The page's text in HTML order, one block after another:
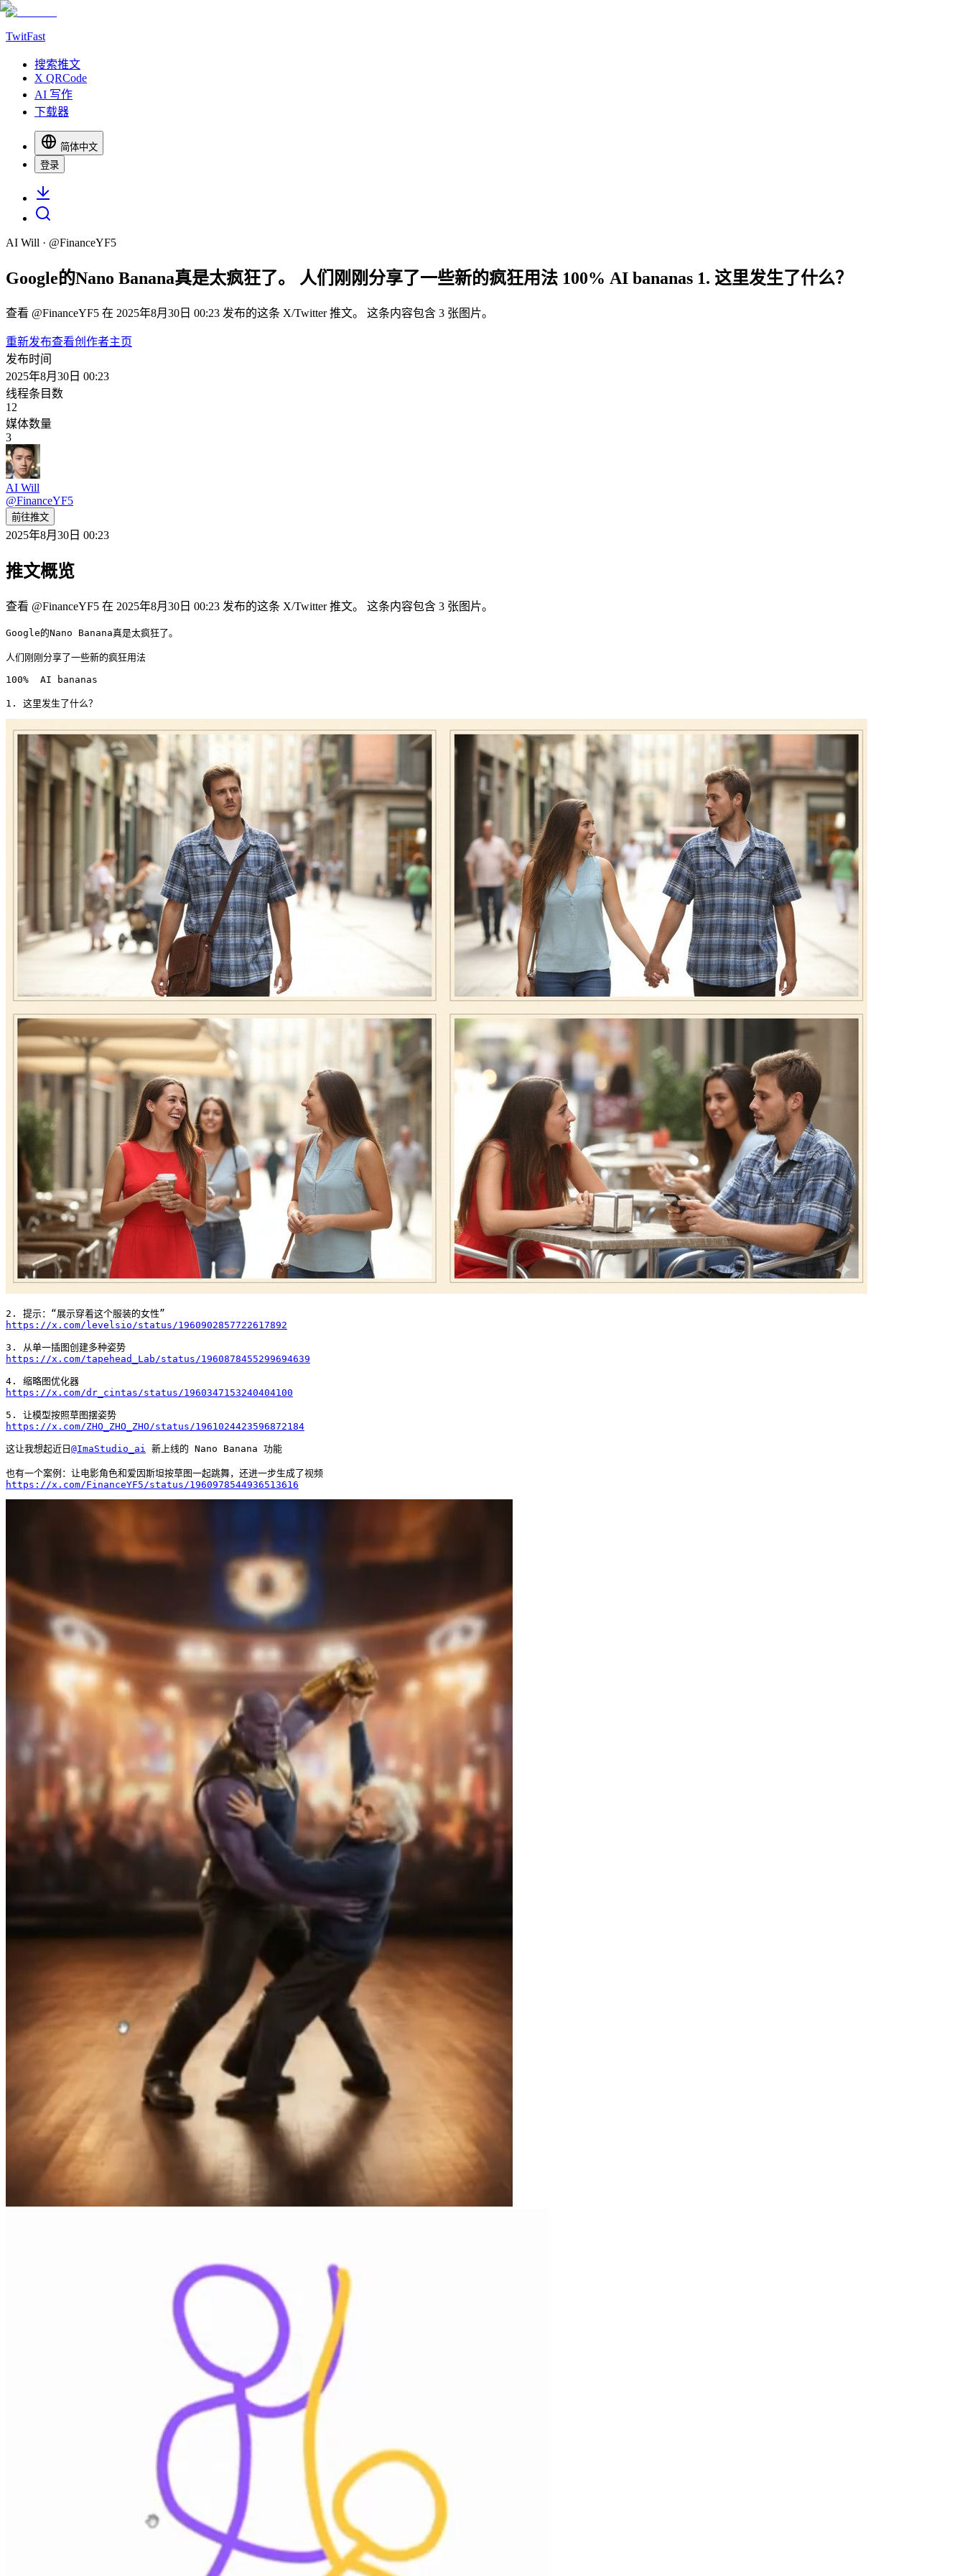
TwitFast
搜索推文
X QRCode
AI 写作
下载器
简体中文
登录
AI Will · @FinanceYF5
Google的Nano Banana真是太疯狂了。 人们刚刚分享了一些新的疯狂用法 100% AI bananas 1. 这里发生了什么？
查看 @FinanceYF5 在 2025年8月30日 00:23 发布的这条 X/Twitter 推文。 这条内容包含 3 张图片。
重新发布查看创作者主页
发布时间
2025年8月30日 00:23
线程条目数
12
媒体数量
3
AI Will
@FinanceYF5
前往推文
2025年8月30日 00:23
推文概览
查看 @FinanceYF5 在 2025年8月30日 00:23 发布的这条 X/Twitter 推文。 这条内容包含 3 张图片。
Google的Nano Banana真是太疯狂了。
人们刚刚分享了一些新的疯狂用法
100%  AI bananas
1. 这里发生了什么？
https://x.com/levelsio/status/1960902857722617892
https://x.com/tapehead_Lab/status/1960878455299694639
https://x.com/dr_cintas/status/1960347153240404100
https://x.com/ZHO_ZHO_ZHO/status/1961024423596872184
这让我想起近日@ImaStudio_ai 新上线的 Nano Banana 功能
https://x.com/FinanceYF5/status/1960978544936513616